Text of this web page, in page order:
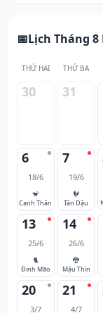
Lịch Tháng 8
THỨ HAI THỨ BA
30 31
6
18/6
🐒
Canh Thân
7
19/6
🐓
Tân Dậu
13
25/6
🐈
Đinh Mão
14
26/6
🐉
Mậu Thìn
20
3/7
21
4/7